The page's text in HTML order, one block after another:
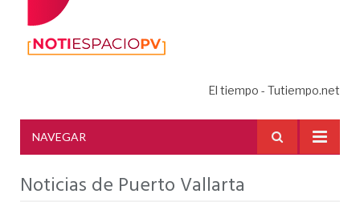
El tiempo - Tutiempo.net
NAVEGAR
Noticias de Puerto Vallarta